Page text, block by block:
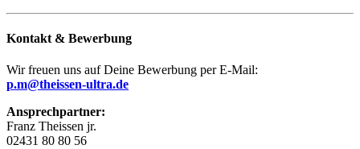
Kontakt & Bewerbung
Wir freuen uns auf Deine Bewerbung per E-Mail:
p.m@theissen-ultra.de
Ansprechpartner:
Franz Theissen jr.
02431 80 80 56